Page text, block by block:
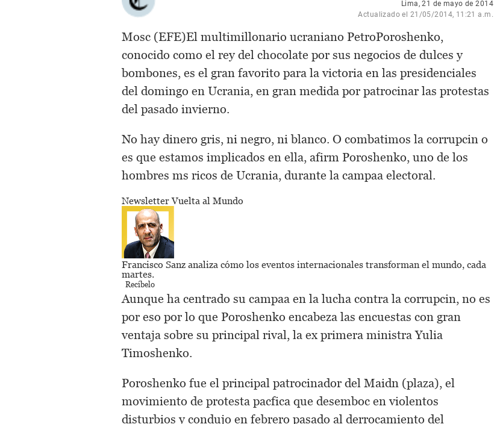
Lima, 21 de mayo de 2014
Actualizado el 21/05/2014, 11:21 a.m.
Mosc (EFE)El multimillonario ucraniano PetroPoroshenko,
conocido como el rey del chocolate por sus negocios de dulces y
bombones, es el gran favorito para la victoria en las presidenciales
del domingo en Ucrania, en gran medida por patrocinar las protestas
del pasado invierno.
No hay dinero gris, ni negro, ni blanco. O combatimos la corrupcin o
es que estamos implicados en ella, afirm Poroshenko, uno de los
hombres ms ricos de Ucrania, durante la campaa electoral.
Newsletter Vuelta al Mundo
Francisco Sanz analiza cómo los eventos internacionales transforman el mundo, cada
martes.
Recíbelo
Aunque ha centrado su campaa en la lucha contra la corrupcin, no es
por eso por lo que Poroshenko encabeza las encuestas con gran
ventaja sobre su principal rival, la ex primera ministra Yulia
Timoshenko.
Poroshenko fue el principal patrocinador del Maidn (plaza), el
movimiento de protesta pacfica que desemboc en violentos
disturbios y condujo en febrero pasado al derrocamiento del